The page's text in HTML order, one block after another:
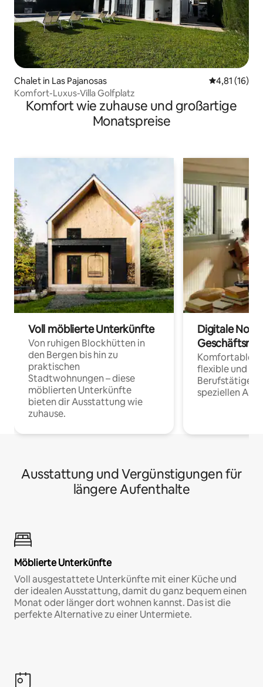
Chalet in Las Pajanosas
4,81 (16)
Komfort-Luxus-Villa Golfplatz
Komfort wie zuhause und großartige
Monatspreise
Voll möblierte Unterkünfte
Von ruhigen Blockhütten in
den Bergen bis hin zu
praktischen
Stadtwohnungen – diese
möblierten Unterkünfte
bieten dir Ausstattung wie
zuhause.
Digitale
Komfortable
flexible und
Berufstätige
speziellen
Ausstattung und Vergünstigungen für
längere Aufenthalte
Möblierte Unterkünfte
Voll ausgestattete Unterkünfte mit einer Küche und
der idealen Ausstattung, damit du ganz bequem einen
Monat oder länger dort wohnen kannst. Das ist die
perfekte Alternative zu einer Untermiete.